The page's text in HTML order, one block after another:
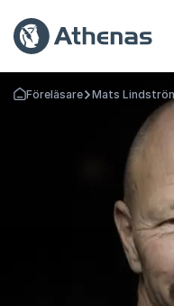
Gå tillbaka till startsidan
Föreläsare Mats